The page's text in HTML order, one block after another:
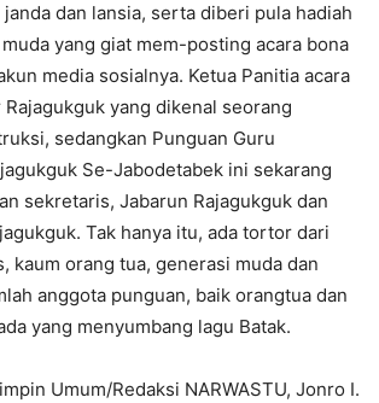
dan lansia, serta diberi pula hadiah
yang giat mem-posting acara bona
media sosialnya. Ketua Panitia acara
yang dikenal seorang
sedangkan Punguan Guru
Se-Jabodetabek ini sekarang
sekretaris, Jabarun Rajagukguk dan
Tak hanya itu, ada tortor dari
kaum orang tua, generasi muda dan
anggota punguan, baik orangtua dan
yang menyumbang lagu Batak.
Umum/Redaksi NARWASTU, Jonro I.